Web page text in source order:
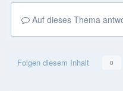
Auf dieses Thema
Folgen diesem Inhalt 0